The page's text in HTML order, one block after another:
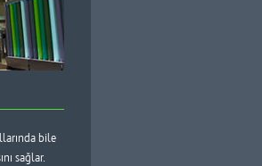
bile
sağlar.